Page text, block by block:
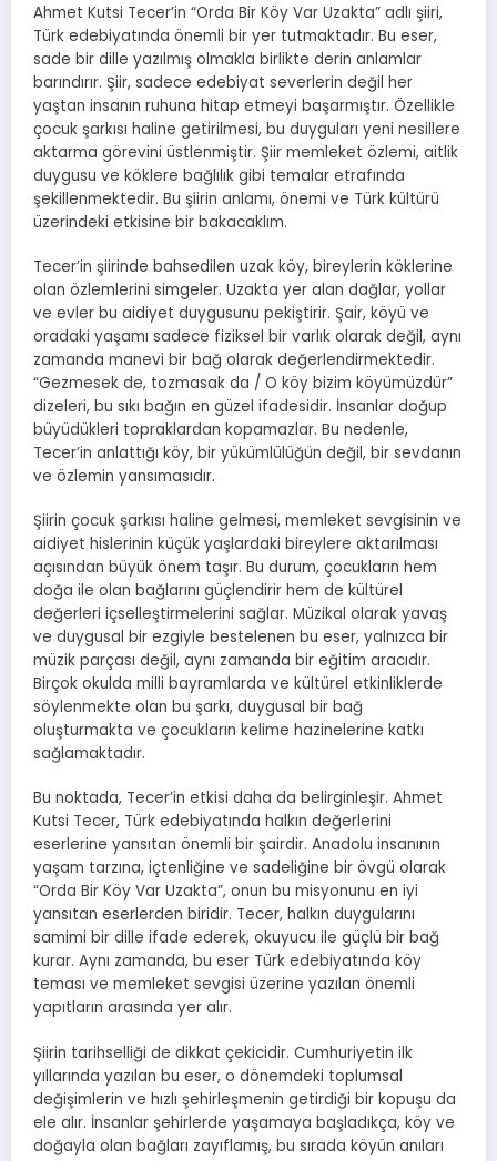
Ahmet Kutsi Tecer’in “Orda Bir Köy Var Uzakta” adlı şiiri,
Türk edebiyatında önemli bir yer tutmaktadır. Bu eser,
sade bir dille yazılmış olmakla birlikte derin anlamlar
barındırır. Şiir, sadece edebiyat severlerin değil her
yaştan insanın ruhuna hitap etmeyi başarmıştır. Özellikle
çocuk şarkısı haline getirilmesi, bu duyguları yeni nesillere
aktarma görevini üstlenmiştir. Şiir memleket özlemi, aitlik
duygusu ve köklere bağlılık gibi temalar etrafında
şekillenmektedir. Bu şiirin anlamı, önemi ve Türk kültürü
üzerindeki etkisine bir bakacaklım.
Tecer’in şiirinde bahsedilen uzak köy, bireylerin köklerine
olan özlemlerini simgeler. Uzakta yer alan dağlar, yollar
ve evler bu aidiyet duygusunu pekiştirir. Şair, köyü ve
oradaki yaşamı sadece fiziksel bir varlık olarak değil, aynı
zamanda manevi bir bağ olarak değerlendirmektedir.
“Gezmesek de, tozmasak da / O köy bizim köyümüzdür”
dizeleri, bu sıkı bağın en güzel ifadesidir. İnsanlar doğup
büyüdükleri topraklardan kopamazlar. Bu nedenle,
Tecer’in anlattığı köy, bir yükümlülüğün değil, bir sevdanın
ve özlemin yansımasıdır.
Şiirin çocuk şarkısı haline gelmesi, memleket sevgisinin ve
aidiyet hislerinin küçük yaşlardaki bireylere aktarılması
açısından büyük önem taşır. Bu durum, çocukların hem
doğa ile olan bağlarını güçlendirir hem de kültürel
değerleri içselleştirmelerini sağlar. Müzikal olarak yavaş
ve duygusal bir ezgiyle bestelenen bu eser, yalnızca bir
müzik parçası değil, aynı zamanda bir eğitim aracıdır.
Birçok okulda milli bayramlarda ve kültürel etkinliklerde
söylenmekte olan bu şarkı, duygusal bir bağ
oluşturmakta ve çocukların kelime hazinelerine katkı
sağlamaktadır.
Bu noktada, Tecer’in etkisi daha da belirginleşir. Ahmet
Kutsi Tecer, Türk edebiyatında halkın değerlerini
eserlerine yansıtan önemli bir şairdir. Anadolu insanının
yaşam tarzına, içtenliğine ve sadeliğine bir övgü olarak
“Orda Bir Köy Var Uzakta”, onun bu misyonunu en iyi
yansıtan eserlerden biridir. Tecer, halkın duygularını
samimi bir dille ifade ederek, okuyucu ile güçlü bir bağ
kurar. Aynı zamanda, bu eser Türk edebiyatında köy
teması ve memleket sevgisi üzerine yazılan önemli
yapıtların arasında yer alır.
Şiirin tarihselliği de dikkat çekicidir. Cumhuriyetin ilk
yıllarında yazılan bu eser, o dönemdeki toplumsal
değişimlerin ve hızlı şehirleşmenin getirdiği bir kopuşu da
ele alır. İnsanlar şehirlerde yaşamaya başladıkça, köy ve
doğayla olan bağları zayıflamış, bu sırada köyün anıları